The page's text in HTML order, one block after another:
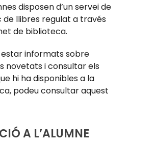
disposen d’un servei de
de llibres regulat a través
de biblioteca.
estar informats sobre
novetats i consultar els
hi ha disponibles a la
podeu consultar aquest
A L’ALUMNE